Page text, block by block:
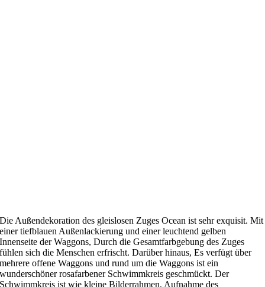
Die Außendekoration des gleislosen Zuges Ocean ist sehr exquisit. Mit
einer tiefblauen Außenlackierung und einer leuchtend gelben
Innenseite der Waggons, Durch die Gesamtfarbgebung des Zuges
fühlen sich die Menschen erfrischt. Darüber hinaus, Es verfügt über
mehrere offene Waggons und rund um die Waggons ist ein
wunderschöner rosafarbener Schwimmkreis geschmückt. Der
Schwimmkreis ist wie kleine Bilderrahmen, Aufnahme des